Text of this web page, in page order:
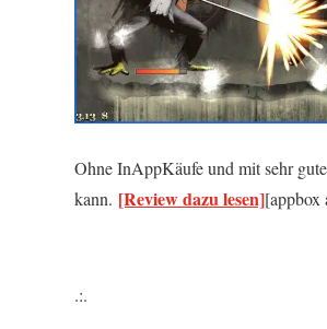
Ohne InAppKäufe und mit sehr
kann. [Review dazu lesen][appbox
.:.